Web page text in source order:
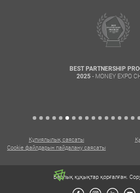
BEST PARTNERSHIP
2025 - MONEY EXPO
Құпиялылық саясаты
Cookie файлдарын пайдалану саясаты
Барлық құқықтар қорғалған.